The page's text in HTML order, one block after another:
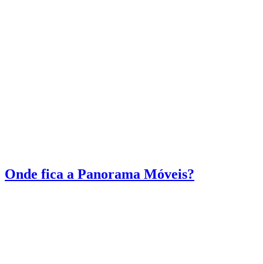
Onde fica a Panorama Móveis?